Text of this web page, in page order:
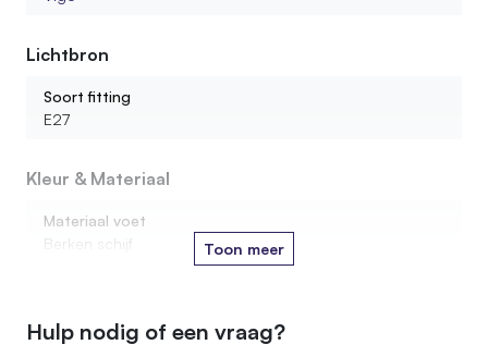
Lichtbron
Soort fitting
E27
Kleur & Materiaal
Materiaal voet
Berken schijf
Kleur oliebehandeling
Toon meer
Hulp nodig of een vraag?